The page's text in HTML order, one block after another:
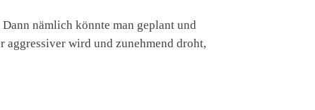
nämlich könnte man geplant und
aggressiver wird und zunehmend droht,